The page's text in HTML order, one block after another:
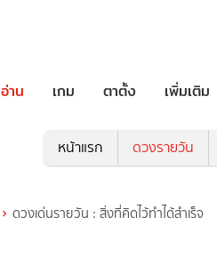
อ่าน เกม ตาตั้ง เพิ่มเติม
หน้าแรก ดวงรายวัน
ดวงเด่นรายวัน : สิ่งที่คิดไว้ทำได้สำเร็จ